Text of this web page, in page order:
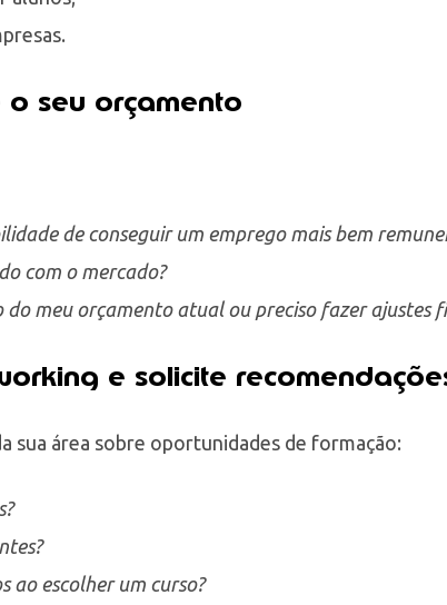
o seu orçamento
de conseguir um emprego mais bem
com o mercado?
do meu orçamento atual ou preciso fazer ajustes
e solicite
sua área sobre oportunidades de formação:
ao escolher um curso?